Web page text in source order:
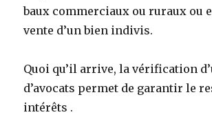
baux commerciaux ou ruraux ou
vente d’un bien indivis.
Quoi qu’il arrive, la vérification
d’avocats permet de garantir le
intérêts .